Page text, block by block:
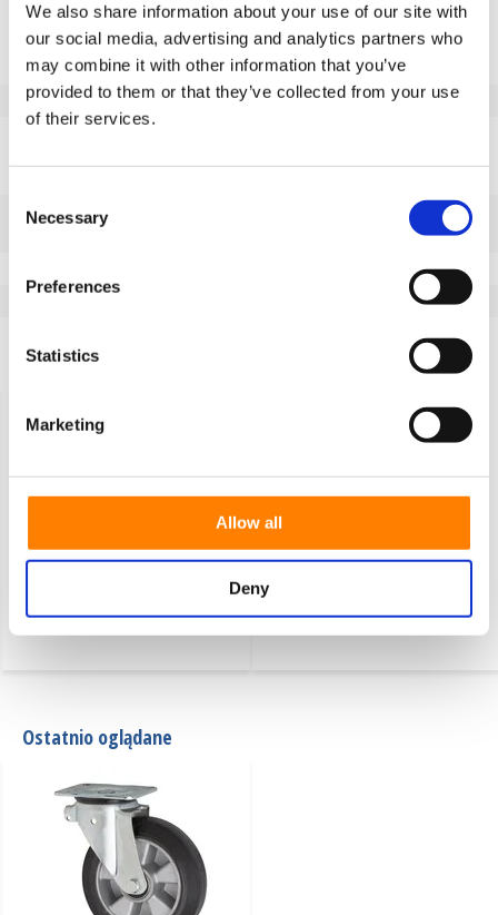
We also share information about your use of our site with
our social media, advertising and analytics partners who
may combine it with other information that you’ve
provided to them or that they’ve collected from your use
of their services.
Selection
Necessary
Preferences
Statistics
Marketing
Allow all
Deny
Informacje o produkcie
SKU
174116120
EAN
8718116202110
Bieżnik
Produkty powiązane
250 kg gumowa, 250 kg
Ostatnio oglądane